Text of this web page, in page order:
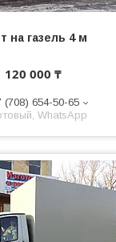
на газель 4 м
120 000 ₸
(708) 654-50-65
WhatsApp